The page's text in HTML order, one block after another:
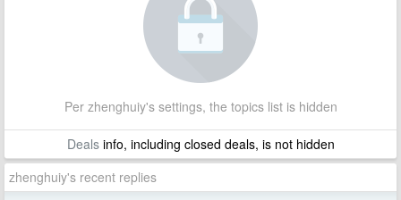
Per zhenghuiy's settings, the topics list is hidden
Dealsinfo, including closed deals, is not hidden
zhenghuiy's recent replies